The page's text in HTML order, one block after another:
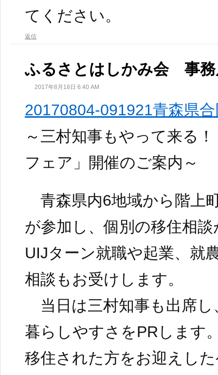
てください。
返信
ふるさとはしかみ会 事務
2017年8月18日 6:40 AM
20170804-091921青森県
～三村知事もやって来る
フェア」開催のご案内～
青森県内6地域から階上
が参加し、個別の移住相
UIJターン就職や起業、就
相談もお受けします。
当日は三村知事も出席し
暮らしやすさをPRします
移住された方をお迎えし